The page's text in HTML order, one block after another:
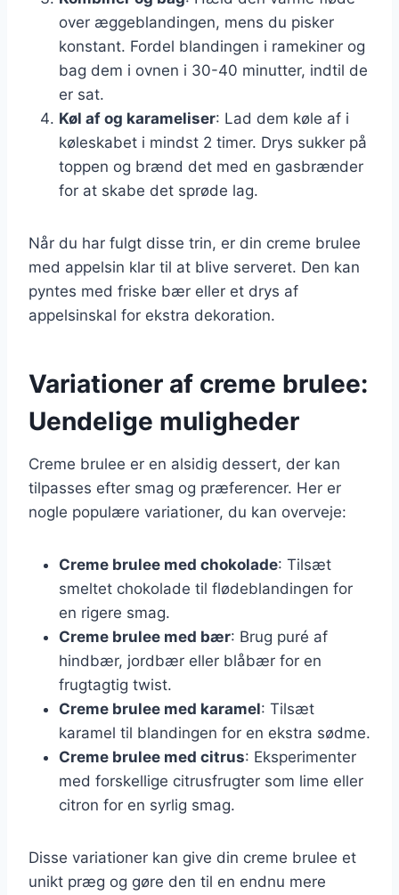
over æggeblandingen, mens du pisker
konstant. Fordel blandingen i ramekiner og
bag dem i ovnen i 30-40 minutter, indtil de
er sat.
Køl af og karameliser: Lad dem køle af i
køleskabet i mindst 2 timer. Drys sukker på
toppen og brænd det med en gasbrænder
for at skabe det sprøde lag.
Når du har fulgt disse trin, er din creme brulee
med appelsin klar til at blive serveret. Den kan
pyntes med friske bær eller et drys af
appelsinskal for ekstra dekoration.
Variationer af creme brulee:
Uendelige muligheder
Creme brulee er en alsidig dessert, der kan
tilpasses efter smag og præferencer. Her er
nogle populære variationer, du kan overveje:
Creme brulee med chokolade: Tilsæt
smeltet chokolade til flødeblandingen for
en rigere smag.
Creme brulee med bær: Brug puré af
hindbær, jordbær eller blåbær for en
frugtagtig twist.
Creme brulee med karamel: Tilsæt
karamel til blandingen for en ekstra sødme.
Creme brulee med citrus: Eksperimenter
med forskellige citrusfrugter som lime eller
citron for en syrlig smag.
Disse variationer kan give din creme brulee et
unikt præg og gøre den til en endnu mere